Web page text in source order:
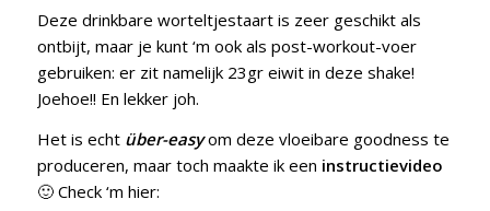
Deze drinkbare worteltjestaart is zeer geschikt als
ontbijt, maar je kunt ‘m ook als post-workout-voer
gebruiken: er zit namelijk 23gr eiwit in deze shake!
Joehoe!! En lekker joh.
Het is echtüber-easy om deze vloeibare goodness te
produceren, maar toch maakte ik een instructievideo
🙂 Check ‘m hier: